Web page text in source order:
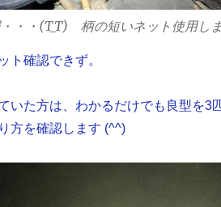
・・(T_T) 柄の短いネット使用しま
ト確認できず。
いた方は、わかるだけでも良型を3
方を確認します (^^)